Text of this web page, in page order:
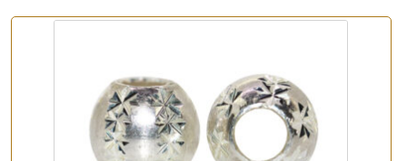
* 你的名字
公司名稱